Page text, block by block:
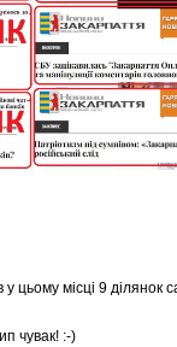
у цьому місці 9 ділянок
чувак! :-)